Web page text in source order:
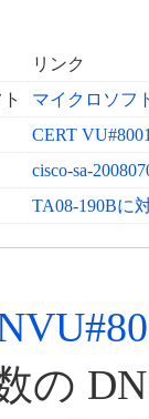
リンク
マイクロソフ
CERT
cisco-sa-
TA08-190Bに
の